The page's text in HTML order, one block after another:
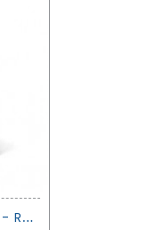
B
IRDYBOX GOLDEN BRASS - RELAXOUND